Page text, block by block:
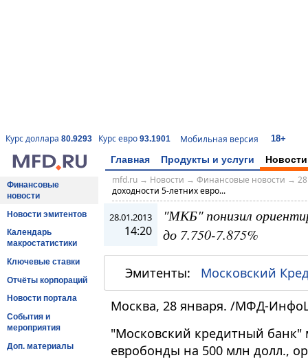
Курс доллара 80.9293 Курс евро 93.1901 Мобильная версия 18+
Главная Продукты и услуги Новости
Финансовые
новости
Новости эмитентов
Календарь
макростатистики
Ключевые ставки
Отчёты корпораций
Новости портала
События и
мероприятия
Доп. материалы
mfd.ru→ Новости → Финансовые новости →
доходности 5-летних евро...
28.01.2013
14:20
"МКБ" понизил
до 7.750-7.875%
Эмитенты: Московский
Москва, 28 января. /МФД-
"Московский кредитный банк"
евробонды на 500 млн долл.,